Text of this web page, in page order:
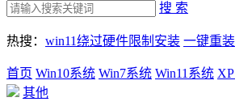
搜 索
热搜： win11绕过硬件限制安装 一键重
首页 Win10系统 Win7系统 Win11系统
其他